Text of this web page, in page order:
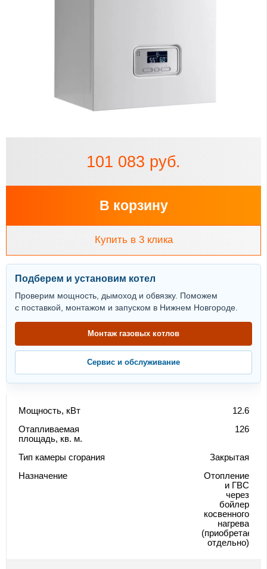
101 083 руб.
В корзину
Купить в 3 клика
Подберем и установим котел
Проверим мощность, дымоход и обвязку. Поможем
с поставкой, монтажом и запуском в Нижнем Новгороде.
Монтаж газовых котлов
Сервис и обслуживание
Мощность, кВт
12.6
Отапливаемая
площадь, кв. м.
126
Тип камеры сгорания
Закрытая
Назначение
Отопление
и ГВС
через
бойлер
косвенного
нагрева
(приобретается
отдельно)